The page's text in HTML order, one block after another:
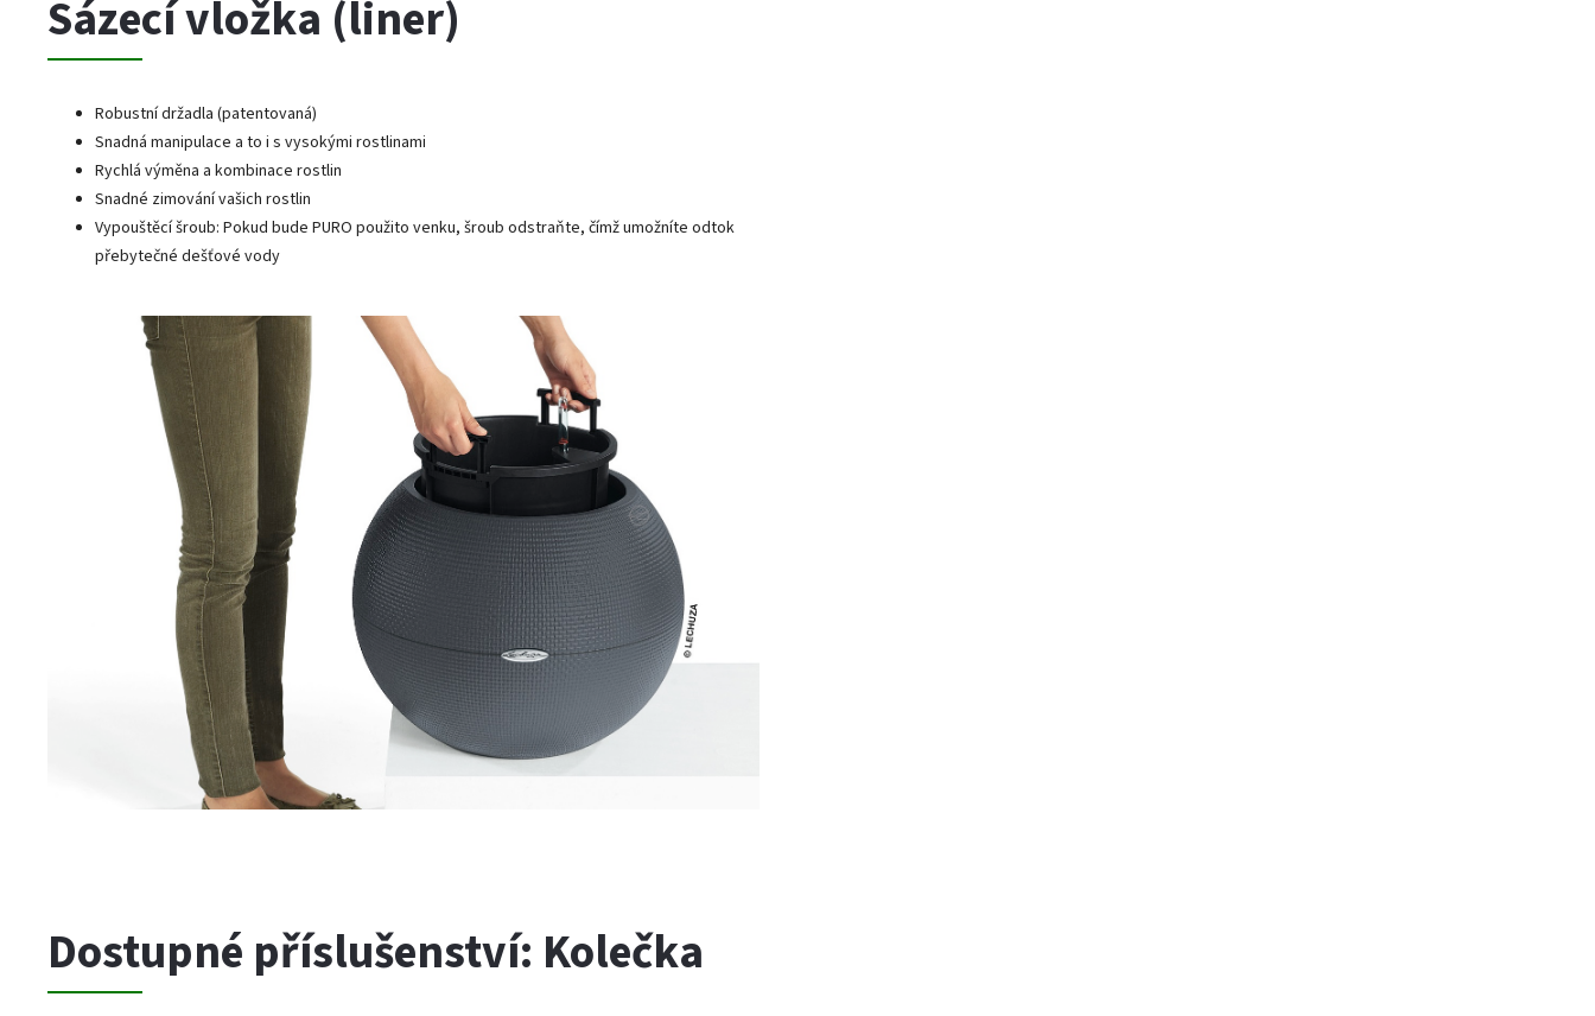
Sázecí vložka (liner)
Robustní držadla (patentovaná)
Snadná manipulace a to i s vysokými rostlinami
Rychlá výměna a kombinace rostlin
Snadné zimování vašich rostlin
Vypouštěcí šroub: Pokud bude PURO použito venku, šroub odstraňte, čímž umožníte odtok
přebytečné dešťové vody
Dostupné příslušenství: Kolečka